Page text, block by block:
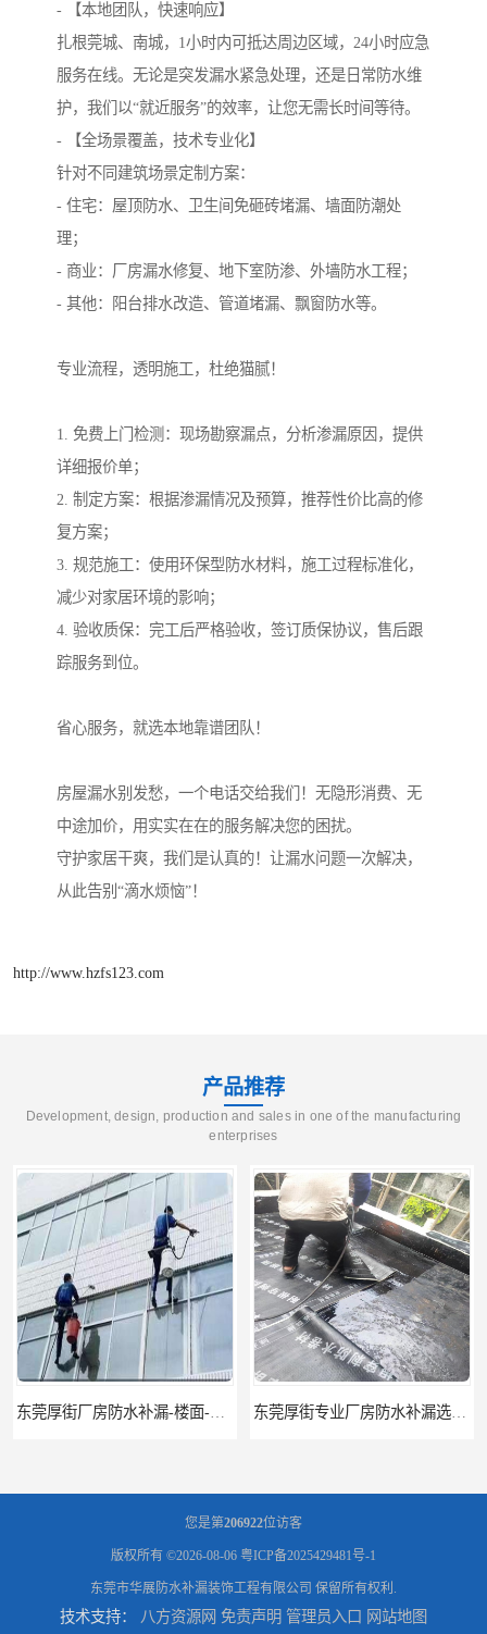
- 【本地团队，快速响应】
扎根莞城、南城，1小时内可抵达周边区域，24小时应急
服务在线。无论是突发漏水紧急处理，还是日常防水维
护，我们以“就近服务”的效率，让您无需长时间等待。
- 【全场景覆盖，技术专业化】
针对不同建筑场景定制方案：
- 住宅：屋顶防水、卫生间免砸砖堵漏、墙面防潮处
理；
- 商业：厂房漏水修复、地下室防渗、外墙防水工程；
- 其他：阳台排水改造、管道堵漏、飘窗防水等。
专业流程，透明施工，杜绝猫腻！
1. 免费上门检测：现场勘察漏点，分析渗漏原因，提供
详细报价单；
2. 制定方案：根据渗漏情况及预算，推荐性价比高的修
复方案；
3. 规范施工：使用环保型防水材料，施工过程标准化，
减少对家居环境的影响；
4. 验收质保：完工后严格验收，签订质保协议，售后跟
踪服务到位。
省心服务，就选本地靠谱团队！
房屋漏水别发愁，一个电话交给我们！无隐形消费、无
中途加价，用实实在在的服务解决您的困扰。
守护家居干爽，我们是认真的！让漏水问题一次解决，
从此告别“滴水烦恼”！
http://www.hzfs123.com
产品推荐
Development, design, production and sales in one of the manufacturing
enterprises
您是第206922位访客
版权所有 ©2026-08-06 粤ICP备2025429481号-1
东莞市华展防水补漏装饰工程有限公司 保留所有权利.
技术支持： 八方资源网 免责声明 管理员入口 网站地图